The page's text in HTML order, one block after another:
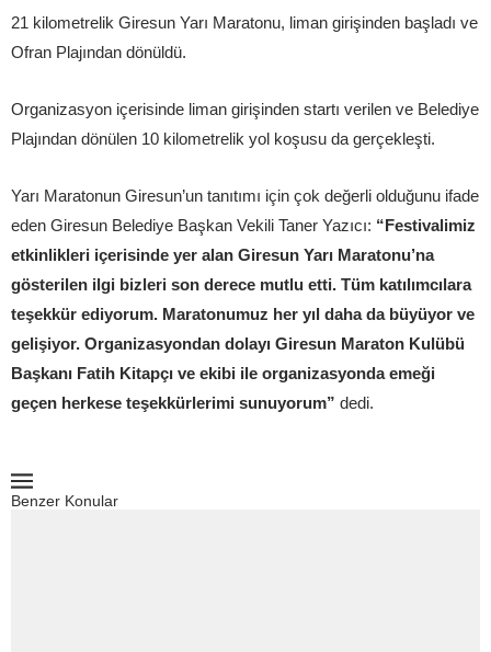
21 kilometrelik Giresun Yarı Maratonu, liman girişinden başladı ve
Ofran Plajından dönüldü.
Organizasyon içerisinde liman girişinden startı verilen ve Belediye
Plajından dönülen 10 kilometrelik yol koşusu da gerçekleşti.
Yarı Maratonun Giresun’un tanıtımı için çok değerli olduğunu ifade
eden Giresun Belediye Başkan Vekili Taner Yazıcı: “Festivalimiz
etkinlikleri içerisinde yer alan Giresun Yarı Maratonu’na
gösterilen ilgi bizleri son derece mutlu etti. Tüm katılımcılara
teşekkür ediyorum. Maratonumuz her yıl daha da büyüyor ve
gelişiyor. Organizasyondan dolayı Giresun Maraton Kulübü
Başkanı Fatih Kitapçı ve ekibi ile organizasyonda emeği
geçen herkese teşekkürlerimi sunuyorum” dedi.
Benzer Konular